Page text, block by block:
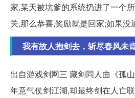
家,某天被坑爹的系统扔进了一个
关,那么恭喜,奖励就是回家;如果
我有故人抱剑去，斩尽春风未
出自游戏剑网三 藏剑同人曲《孤
年意气仗剑江湖,却最终剑在人亡